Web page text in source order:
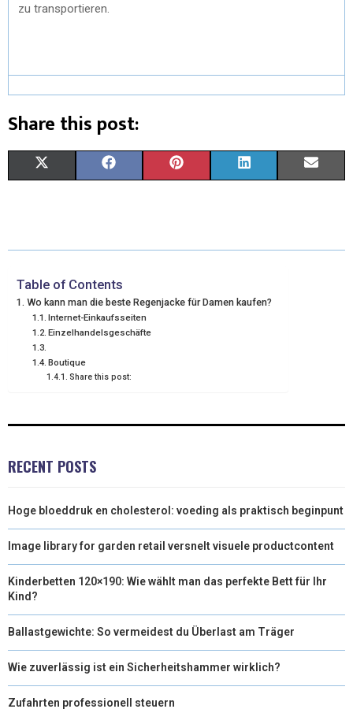
zu transportieren.
Share this post:
W
T
T
E
E
O
O
T
R
K
D
I
Table of Contents
Wo kann man die beste Regenjacke für Damen kaufen?
Internet-Einkaufsseiten
Einzelhandelsgeschäfte
Boutique
Share this post:
RECENT POSTS
Hoge bloeddruk en cholesterol: voeding als praktisch beginpunt
Image library for garden retail versnelt visuele productcontent
Kinderbetten 120×190: Wie wählt man das perfekte Bett für Ihr
Kind?
Ballastgewichte: So vermeidest du Überlast am Träger
Wie zuverlässig ist ein Sicherheitshammer wirklich?
Zufahrten professionell steuern